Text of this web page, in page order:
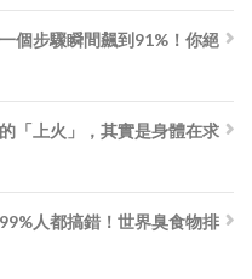
個步驟瞬間飆到91%！你絕
「上火」，其實是身體在求
人都搞錯！世界臭食物排